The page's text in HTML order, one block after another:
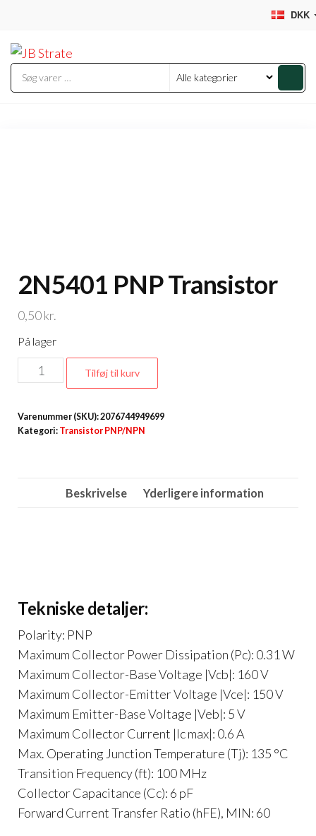
indhold
DKK
Strate
2N5401 PNP Transistor
0,50kr.
På lager
2N5401
PNP
antal
Tilføj til kurv
Varenummer (SKU):2076744949699
Kategori: Transistor PNP/NPN
Beskrivelse Yderligere information
Tekniske detaljer:
Polarity: PNP
Maximum Collector Power Dissipation (Pc): 0.31 W
Maximum Collector-Base Voltage |Vcb|: 160 V
Maximum Collector-Emitter Voltage |Vce|: 150 V
Maximum Emitter-Base Voltage |Veb|: 5 V
Maximum Collector Current |Ic max|: 0.6 A
Max. Operating Junction Temperature (Tj): 135 °C
Transition Frequency (ft): 100 MHz
Collector Capacitance (Cc): 6 pF
Forward Current Transfer Ratio (hFE), MIN: 60